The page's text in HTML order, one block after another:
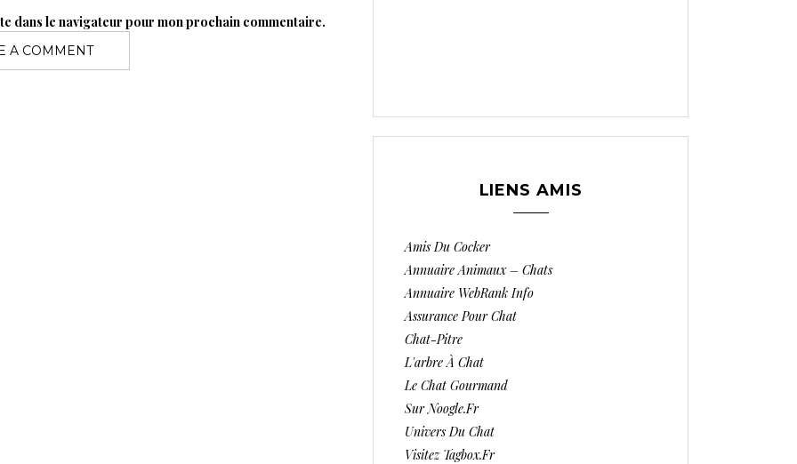
dans le navigateur pour mon prochain commentaire.
LIENS AMIS
Amis Du Cocker
Annuaire Animaux – Chats
Annuaire WebRank Info
Assurance Pour Chat
Chat-Pitre
L'arbre À Chat
Le Chat Gourmand
Sur Noogle.fr
Univers Du Chat
Visitez Tagbox.fr